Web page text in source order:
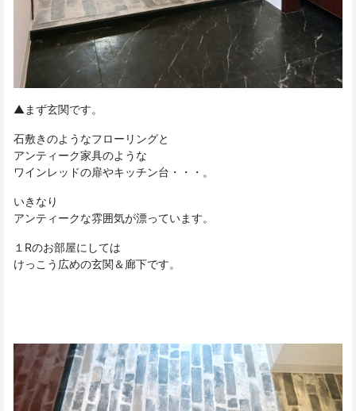
▲まず玄関です。
石敷きのようなフローリングと
アンティーク家具のような
ワインレッドの扉やキッチン台・・・。
いきなり
アンティークな雰囲気が漂っています。
１Rのお部屋にしては
けっこう広めの玄関＆廊下です。